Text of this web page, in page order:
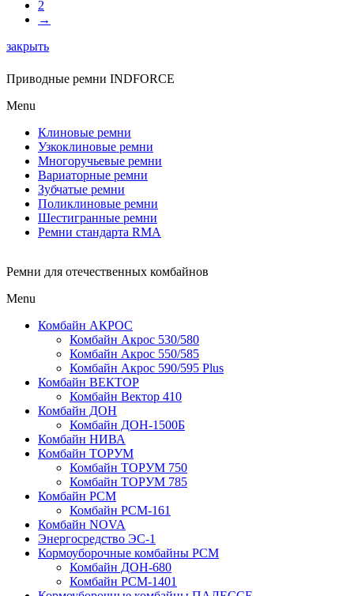
2
→
закрыть
Приводные ремни INDFORCE
Menu
Клиновые ремни
Узкоклиновые ремни
Многоручьевые ремни
Вариаторные ремни
Зубчатые ремни
Поликлиновые ремни
Шестигранные ремни
Ремни стандарта RMA
Ремни для отечественных комбайнов
Menu
Комбайн АКРОС
Комбайн Акрос 530/580
Комбайн Акрос 550/585
Комбайн Акрос 590/595 Plus
Комбайн ВЕКТОР
Комбайн Вектор 410
Комбайн ДОН
Комбайн ДОН-1500Б
Комбайн НИВА
Комбайн ТОРУМ
Комбайн ТОРУМ 750
Комбайн ТОРУМ 785
Комбайн РСМ
Комбайн РСМ-161
Комбайн NOVA
Энергосредство ЭС-1
Кормоуборочные комбайны РСМ
Комбайн ДОН-680
Комбайн РСМ-1401